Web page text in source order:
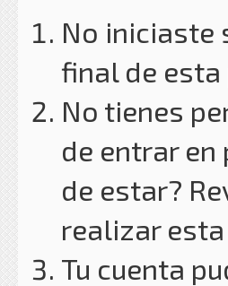
No iniciaste
final de
No tienes
de entrar
de estar?
realizar
Tu cuenta